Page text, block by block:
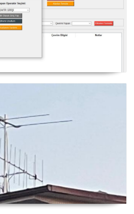
Kayıt Programı Güncelleme
Yönü Nasıl Belirlenir